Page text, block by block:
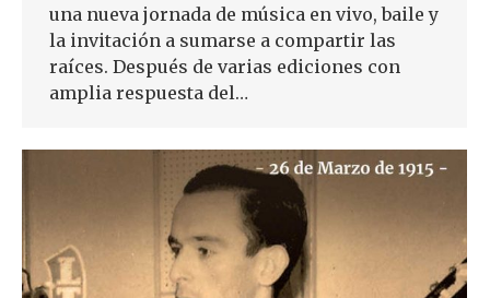
una nueva jornada de música en vivo, baile y
la invitación a sumarse a compartir las
raíces. Después de varias ediciones con
amplia respuesta del…